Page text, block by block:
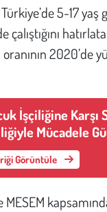
5-17
2020’de
İşçiliğine Karşı
Mücadele
Görüntüle
MESEM